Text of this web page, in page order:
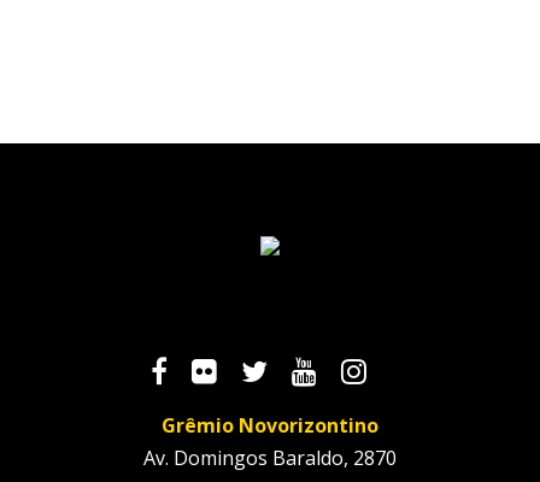
Grêmio Novorizontino
Av. Domingos Baraldo, 2870